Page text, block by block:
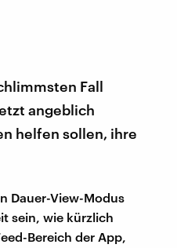
Fall
angeblich
helfen sollen, ihre
Dauer-View-Modus
sein, wie kürzlich
Bereich der App,